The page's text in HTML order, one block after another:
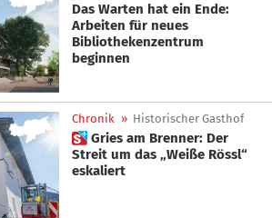
Das Warten hat ein Ende:
Arbeiten für neues
Bibliothekenzentrum
beginnen
Chronik » Historischer Gasthof
 Gries am Brenner: Der
Streit um das „Weiße Rössl“
eskaliert